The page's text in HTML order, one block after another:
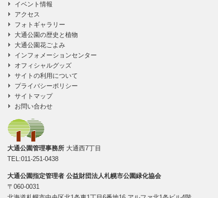
イベント情報
アクセス
フォトギャラリー
大通公園の歴史と植物
大通公園花ごよみ
インフォメーションセンター
オフィシャルグッズ
サイトの利用について
プライバシーポリシー
サイトマップ
お問い合わせ
大通公園管理事務所 大通西7丁目
TEL:011-251-0438
大通公園指定管理者 公益財団法人札幌市公園緑化協会
〒060-0031